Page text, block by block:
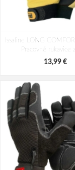
Issaline LONG
Pracovné rukavice
13,99 €